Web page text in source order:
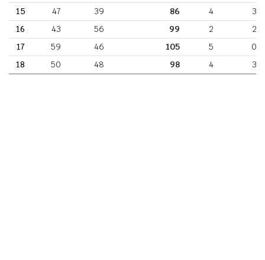
15
47 39 86 4
3
16
43 56 99 2
2
17
59 46 105 5
0
18
50 48 98 4 3